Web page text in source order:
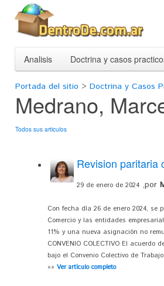
Analisis Doctrina y casos
Portada del sitio > Doctrina y Casos
Medrano,
Todos sus articulos
Revision paritaria
29 de enero de 2024 ,por
Con fecha día 26 de enero 2024,
Comercio y las entidades
11% y una nueva asignación no
CONVENIO COLECTIVO El
bajo el Convenio Colectivo de
»» Ver artículo completo